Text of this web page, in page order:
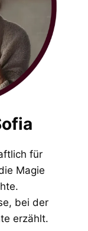
für
Magie
bei der
erzählt.